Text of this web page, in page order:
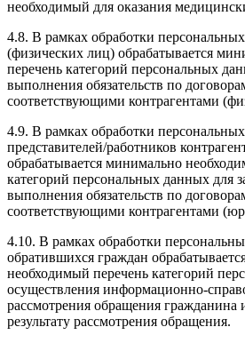
необходимый для оказания
4.8. В рамках обработки
(физических лиц) обрабатывается
перечень категорий персональных
выполнения обязательств по
соответствующими контрагентами
4.9. В рамках обработки
представителей/работников
обрабатывается минимально
категорий персональных данных для
выполнения обязательств по
соответствующими контрагентами
4.10. В рамках обработки
обратившихся граждан
необходимый перечень категорий
осуществления информационно-
рассмотрения обращения гражданина
результату рассмотрения обращения.